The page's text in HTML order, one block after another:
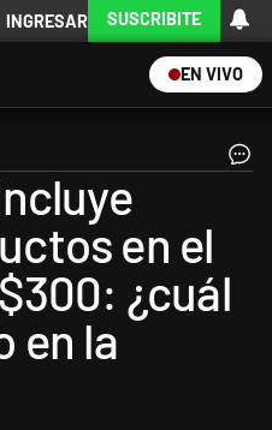
INGRESAR SUSCRIBITE
EN VIVO
en el
¿cuál
en la